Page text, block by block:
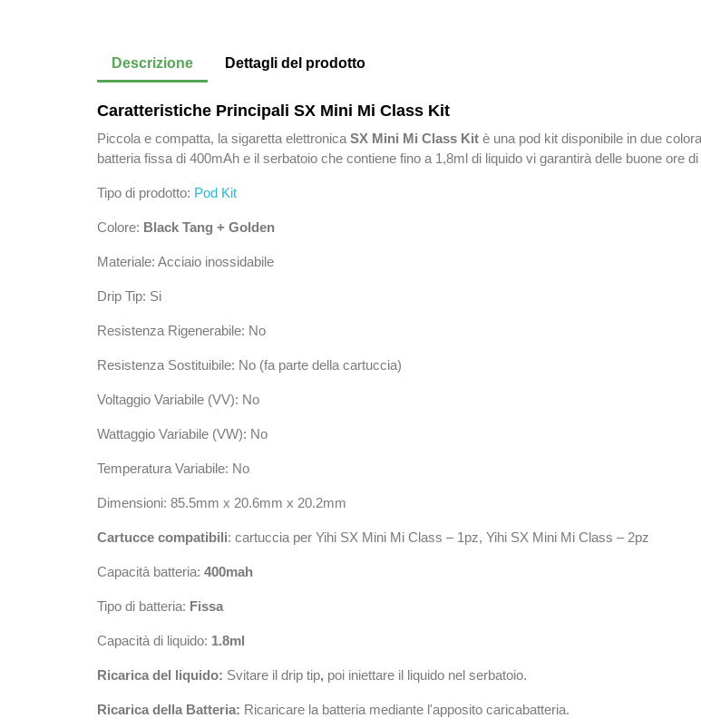
Descrizione Dettagli del prodotto
Caratteristiche Principali SX Mini Mi Class Kit
Piccola e compatta, la sigaretta elettronica SX Mini Mi Class Kit è una pod kit disponibile in due
batteria fissa di 400mAh e il serbatoio che contiene fino a 1,8ml di liquido vi garantirà delle buone ore
Tipo di prodotto: Pod Kit
Colore: Black Tang + Golden
Materiale: Acciaio inossidabile
Drip Tip: Si
Resistenza Rigenerabile: No
Resistenza Sostituibile: No (fa parte della cartuccia)
Voltaggio Variabile (VV): No
Wattaggio Variabile (VW): No
Temperatura Variabile: No
Dimensioni: 85.5mm x 20.6mm x 20.2mm
Cartucce compatibili: cartuccia per Yihi SX Mini Mi Class – 1pz, Yihi SX Mini Mi Class – 2pz
Capacità batteria: 400mah
Tipo di batteria: Fissa
Capacità di liquido: 1.8ml
Ricarica del liquido: Svitare il drip tip, poi iniettare il liquido nel serbatoio.
Ricarica della Batteria: Ricaricare la batteria mediante l'apposito caricabatteria.